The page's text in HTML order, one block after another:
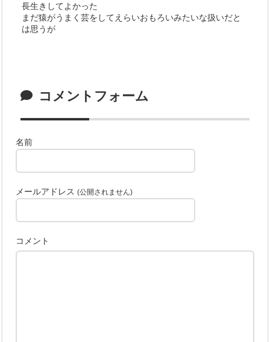
長生きしてよかった
まだ猿がうまく芸をしてえらいおもろいみたいな扱いだと
は思うが
コメントフォーム
名前
メールアドレス(公開されません)
コメント